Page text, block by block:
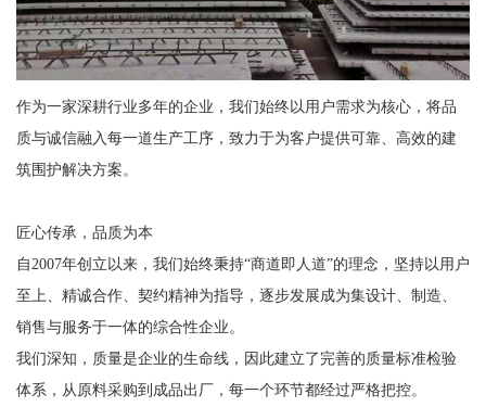
作为一家深耕行业多年的企业，我们始终以用户需求为核心，将品
质与诚信融入每一道生产工序，致力于为客户提供可靠、高效的建
筑围护解决方案。
匠心传承，品质为本
自2007年创立以来，我们始终秉持“商道即人道”的理念，坚持以用户
至上、精诚合作、契约精神为指导，逐步发展成为集设计、制造、
销售与服务于一体的综合性企业。
我们深知，质量是企业的生命线，因此建立了完善的质量标准检验
体系，从原料采购到成品出厂，每一个环节都经过严格把控。